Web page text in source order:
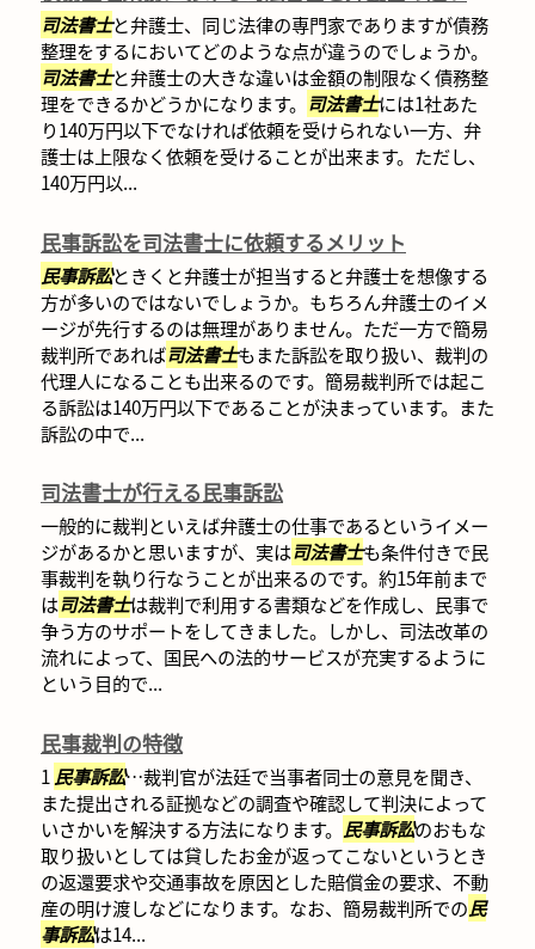
司法書士と弁護士、同じ法律の専門家でありますが債務
整理をするにおいてどのような点が違うのでしょうか。
司法書士と弁護士の大きな違いは金額の制限なく債務整
理をできるかどうかになります。 司法書士には1社あた
り140万円以下でなければ依頼を受けられない一方、弁
護士は上限なく依頼を受けることが出来ます。ただし、
140万円以...
民事訴訟を司法書士に依頼するメリット
民事訴訟ときくと弁護士が担当すると弁護士を想像する
方が多いのではないでしょうか。もちろん弁護士のイメ
ージが先行するのは無理がありません。ただ一方で簡易
裁判所であれば司法書士もまた訴訟を取り扱い、裁判の
代理人になることも出来るのです。簡易裁判所では起こ
る訴訟は140万円以下であることが決まっています。また
訴訟の中で...
司法書士が行える民事訴訟
一般的に裁判といえば弁護士の仕事であるというイメー
ジがあるかと思いますが、実は司法書士も条件付きで民
事裁判を執り行なうことが出来るのです。約15年前まで
は司法書士は裁判で利用する書類などを作成し、民事で
争う方のサポートをしてきました。しかし、司法改革の
流れによって、国民への法的サービスが充実するように
という目的で...
民事裁判の特徴
1民事訴訟…裁判官が法廷で当事者同士の意見を聞き、
また提出される証拠などの調査や確認して判決によって
いさかいを解決する方法になります。 民事訴訟のおもな
取り扱いとしては貸したお金が返ってこないというとき
の返還要求や交通事故を原因とした賠償金の要求、不動
産の明け渡しなどになります。なお、簡易裁判所での民
事訴訟は14...